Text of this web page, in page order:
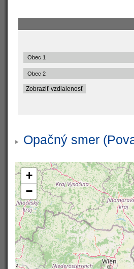
Opačný smer
+
−